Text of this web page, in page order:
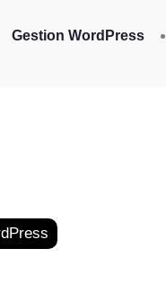
Gestion WordPress